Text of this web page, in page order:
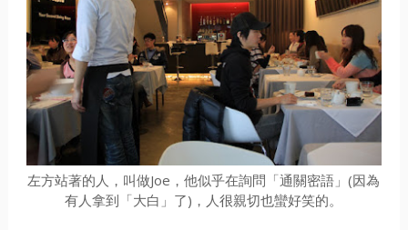
左方站著的人，叫做Joe，他似乎在詢問「通關密語」(因為
有人拿到「大白」了)，人很親切也蠻好笑的。